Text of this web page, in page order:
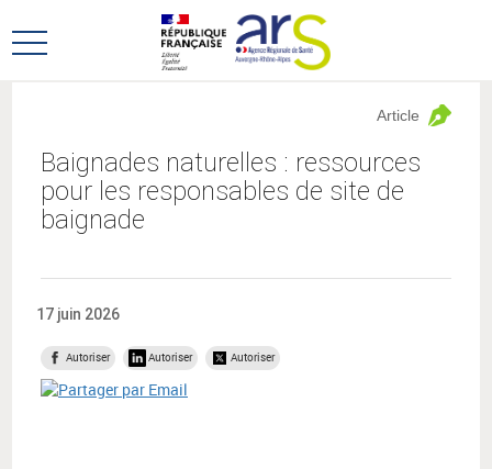
au
menu
au
contenu
Ouvrir
Baignades naturelles : ressources
pour les responsables de site de
baignade
Article
17 juin 2026
Autoriser Autoriser Autoriser